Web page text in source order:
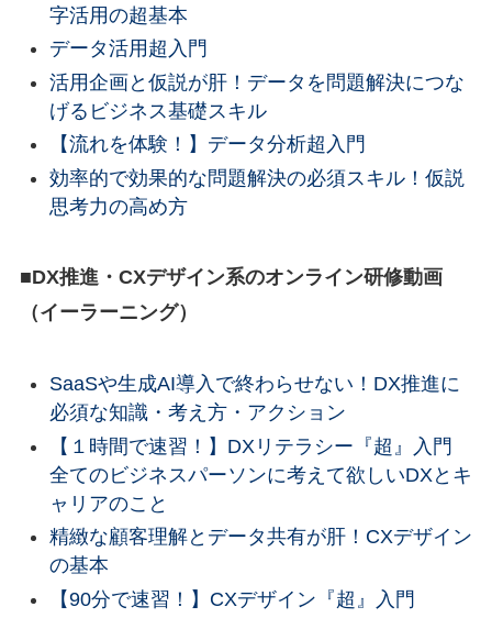
字活用の超基本
データ活用超入門
活用企画と仮説が肝！データを問題解決につな
げるビジネス基礎スキル
【流れを体験！】データ分析超入門
効率的で効果的な問題解決の必須スキル！仮説
思考力の高め方
■DX推進・CXデザイン系のオンライン研修動画
（イーラーニング）
SaaSや生成AI導入で終わらせない！DX推進に
必須な知識・考え方・アクション
【１時間で速習！】DXリテラシー『超』入門
全てのビジネスパーソンに考えて欲しいDXとキ
ャリアのこと
精緻な顧客理解とデータ共有が肝！CXデザイン
の基本
【90分で速習！】CXデザイン『超』入門